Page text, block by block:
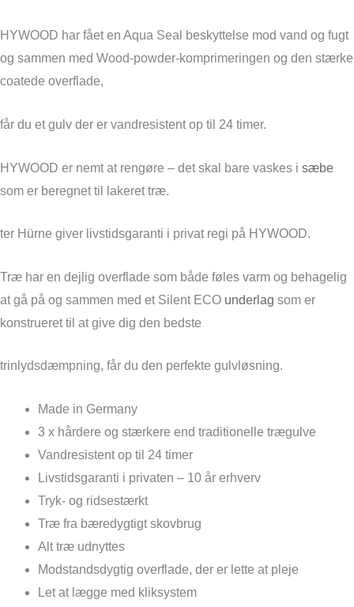
HYWOOD har fået en Aqua Seal beskyttelse mod vand og fugt
og sammen med Wood-powder-komprimeringen og den stærke
coatede overflade,
får du et gulv der er vandresistent op til 24 timer.
HYWOOD er nemt at rengøre – det skal bare vaskes i sæbe
som er beregnet til lakeret træ.
ter Hürne giver livstidsgaranti i privat regi på HYWOOD.
Træ har en dejlig overflade som både føles varm og behagelig
at gå på og sammen med et Silent ECO underlag som er
konstrueret til at give dig den bedste
trinlydsdæmpning, får du den perfekte gulvløsning.
Made in Germany
3 x hårdere og stærkere end traditionelle trægulve
Vandresistent op til 24 timer
Livstidsgaranti i privaten – 10 år erhverv
Tryk- og ridsestærkt
Træ fra bæredygtigt skovbrug
Alt træ udnyttes
Modstandsdygtig overflade, der er lette at pleje
Let at lægge med kliksystem